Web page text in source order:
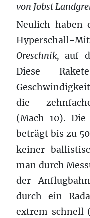
von Jobst
Neulich haben
Hyperschall-
Oreschnik, auf
Diese
die
(Mach 10). Die
beträgt bis zu
keiner
man durch
der
durch ein
extrem schnell